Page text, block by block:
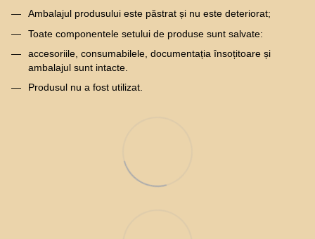
Ambalajul produsului este păstrat și nu este deteriorat;
Toate componentele setului de produse sunt salvate:
accesoriile, consumabilele, documentația însoțitoare și
ambalajul sunt intacte.
Produsul nu a fost utilizat.